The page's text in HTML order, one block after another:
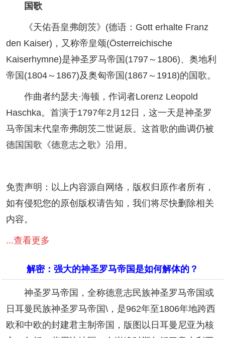
国歌
《天佑吾皇弗朗茨》(德语：Gott erhalte Franz
den Kaiser)，又称帝皇颂(Österreichische
Kaiserhymne)是神圣罗马帝国(1797～1806)、奥地利
帝国(1804～1867)及奥匈帝国(1867～1918)的国歌。
作曲者约瑟夫·海顿，作词者Lorenz Leopold
Haschka。首演于1797年2月12日，这一天是神圣罗
马帝国末代皇帝弗朗茨二世诞辰。这首歌的曲调仍被
德国国歌《德意志之歌》沿用。
免责声明：以上内容源自网络，版权归原作者所有，
如有侵犯您的原创版权请告知，我们将尽快删除相关
内容。
...查看更多
解密：强大的神圣罗马帝国是如何解体的？
神圣罗马帝国，全称德意志民族神圣罗马帝国或
日耳曼民族神圣罗马帝国\，是962年至1806年地跨西
欧和中欧的封建君主制帝国，版图以日耳曼尼亚为核